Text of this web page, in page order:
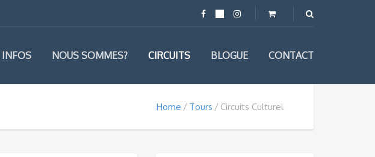
INFOS NOUS SOMMES? CIRCUITS BLOGUE CONTACT
Home Tours Circuits Culturel